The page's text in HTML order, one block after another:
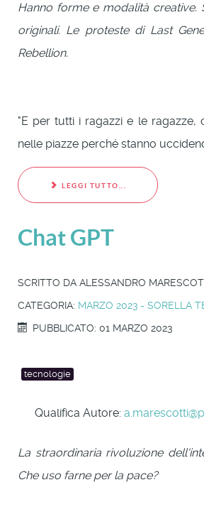
Hanno forme e modalità creative.
originali. Le proteste di Last
Rebellion.
"E per tutti i ragazzi e le ragazze,
nelle piazze perché stanno
LEGGI TUTTO...
Chat GPT
SCRITTO DA ALESSANDRO
CATEGORIA: MARZO 2023 - SORELLA
PUBBLICATO: 01 MARZO 2023
tecnologie
Qualifica Autore:
La straordinaria rivoluzione
Che uso farne per la pace?